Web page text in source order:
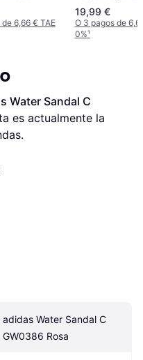
Baño -
6,66 € TAE
agua 'Adilette'
blanco
19,99 €
O 3 pagos de
0%¹
Water Sandal C
es actualmente la
adidas Water Sandal C
GW0386 Rosa